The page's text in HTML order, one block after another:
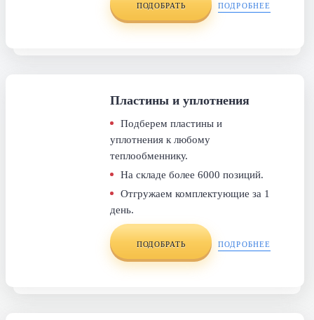
ПОДОБРАТЬ ПОДРОБНЕЕ
Пластины и уплотнения
Подберем пластины и
уплотнения к любому
теплообменнику.
На складе более 6000 позиций.
Отгружаем комплектующие за 1
день.
ПОДОБРАТЬ ПОДРОБНЕЕ